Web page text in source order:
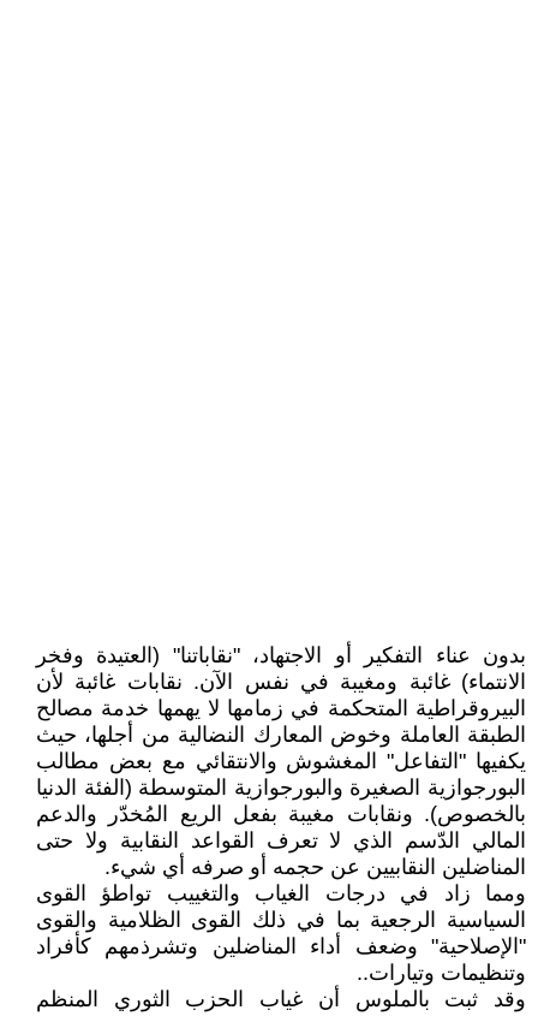
بدون عناء التفكير أو الاجتهاد، "نقاباتنا" (العتيدة وفخر
الانتماء) غائبة ومغيبة في نفس الآن. نقابات غائبة لأن
البيروقراطية المتحكمة في زمامها لا يهمها خدمة مصالح
الطبقة العاملة وخوض المعارك النضالية من أجلها، حيث
يكفيها "التفاعل" المغشوش والانتقائي مع بعض مطالب
البورجوازية الصغيرة والبورجوازية المتوسطة (الفئة الدنيا
بالخصوص). ونقابات مغيبة بفعل الريع المُخدّر والدعم
المالي الدّسم الذي لا تعرف القواعد النقابية ولا حتى
المناضلين النقابيين عن حجمه أو صرفه أي شيء.
ومما زاد في درجات الغياب والتغييب تواطؤ القوى
السياسية الرجعية بما في ذلك القوى الظلامية والقوى
"الإصلاحية" وضعف أداء المناضلين وتشرذمهم كأفراد
وتنظيمات وتيارات..
وقد ثبت بالملوس أن غياب الحزب الثوري المنظم